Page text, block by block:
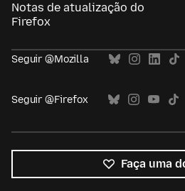
Notas de atualização do
Firefox
Seguir @Mozilla
Seguir @Firefox
Faça uma